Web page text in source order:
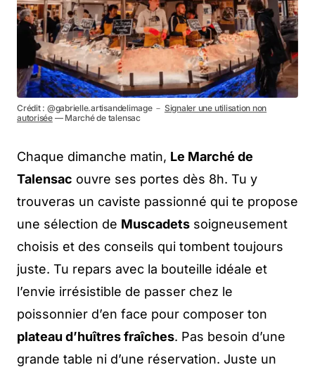
Crédit : @gabrielle.artisandelimage － Signaler une utilisation non
autorisée— Marché de talensac
Chaque dimanche matin, Le Marché de
Talensac ouvre ses portes dès 8h. Tu y
trouveras un caviste passionné qui te propose
une sélection de Muscadets soigneusement
choisis et des conseils qui tombent toujours
juste. Tu repars avec la bouteille idéale et
l’envie irrésistible de passer chez le
poissonnier d’en face pour composer ton
plateau d’huîtres fraîches. Pas besoin d’une
grande table ni d’une réservation. Juste un